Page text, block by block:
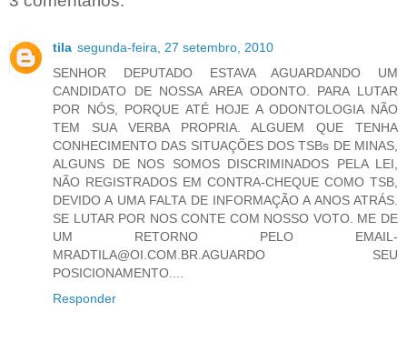
tila segunda-feira, 27 setembro, 2010
SENHOR DEPUTADO ESTAVA AGUARDANDO UM
CANDIDATO DE NOSSA AREA ODONTO. PARA LUTAR
POR NÓS, PORQUE ATÉ HOJE A ODONTOLOGIA NÃO
TEM SUA VERBA PROPRIA. ALGUEM QUE TENHA
CONHECIMENTO DAS SITUAÇÕES DOS TSBs DE MINAS,
ALGUNS DE NOS SOMOS DISCRIMINADOS PELA LEI,
NÃO REGISTRADOS EM CONTRA-CHEQUE COMO TSB,
DEVIDO A UMA FALTA DE INFORMAÇÃO A ANOS ATRÁS.
SE LUTAR POR NOS CONTE COM NOSSO VOTO. ME DE
UM RETORNO PELO EMAIL-
MRADTILA@OI.COM.BR.AGUARDO SEU
POSICIONAMENTO....
Responder